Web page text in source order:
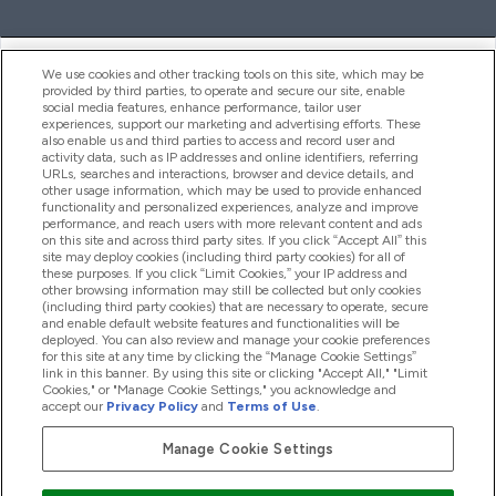
ヘルプ＆ガイド
商品について
会社概要
特典＆ポイント
2026 The Hut.com Ltd
Pay with
We use cookies and other tracking tools on this site, which may be
provided by third parties, to operate and secure our site, enable
social media features, enhance performance, tailor user
experiences, support our marketing and advertising efforts. These
also enable us and third parties to access and record user and
activity data, such as IP addresses and online identifiers, referring
URLs, searches and interactions, browser and device details, and
other usage information, which may be used to provide enhanced
functionality and personalized experiences, analyze and improve
performance, and reach users with more relevant content and ads
on this site and across third party sites. If you click “Accept All” this
site may deploy cookies (including third party cookies) for all of
these purposes. If you click “Limit Cookies,” your IP address and
other browsing information may still be collected but only cookies
(including third party cookies) that are necessary to operate, secure
and enable default website features and functionalities will be
deployed. You can also review and manage your cookie preferences
for this site at any time by clicking the “Manage Cookie Settings”
link in this banner. By using this site or clicking "Accept All," "Limit
Cookies," or "Manage Cookie Settings," you acknowledge and
accept our Privacy Policy and Terms of Use.
Manage Cookie Settings